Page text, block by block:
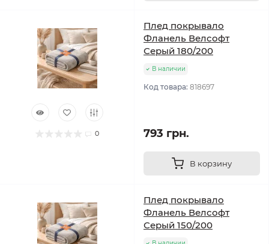
0
Плед покрывало
Фланель Велсофт
Серый 180/200
В наличии
Код товара: 818697
793 грн.
В корзину
Плед покрывало
Фланель Велсофт
Серый 150/200